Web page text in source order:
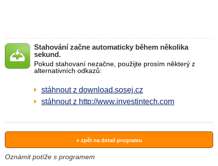
Stahování začne automaticky během několika
sekund.
Pokud stahovaní nezačne, použijte prosím některý z
alternativních odkazů:
stáhnout z download.sosej.cz
stáhnout z http://www.investintech.com
» zpět na detail programu
Oznámit potíže s programem